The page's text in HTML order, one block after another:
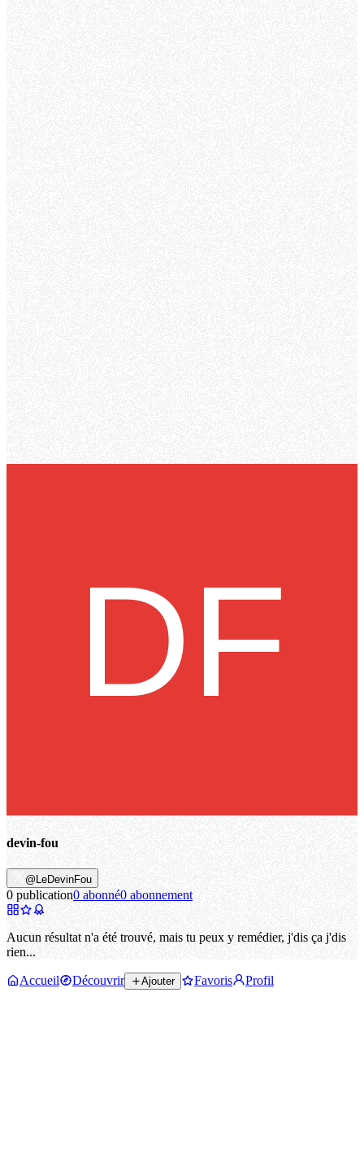
devin-fou
@LeDevinFou
0 publication0 abonné0 abonnement
Aucun résultat n'a été trouvé, mais tu peux y remédier, j'dis ça j'dis
rien...
Accueil Découvrir Ajouter Favoris Profil